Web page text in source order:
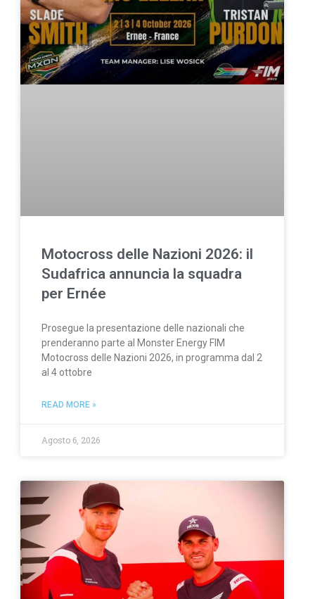
Motocross delle Nazioni 2026: il
Sudafrica annuncia la squadra
per Ernée
Prosegue la presentazione delle nazionali che
prenderanno parte al Monster Energy FIM
Motocross delle Nazioni 2026, in programma dal 2
al 4 ottobre
READ MORE »
Agosto 6, 2026